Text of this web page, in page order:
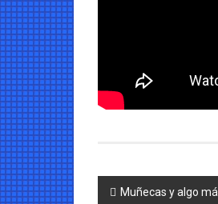
Navegación
Muñecas y algo